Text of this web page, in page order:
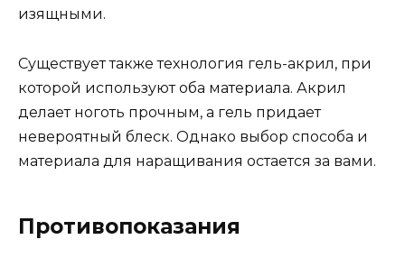
изящными.
Существует также технология гель-акрил, при
которой используют оба материала. Акрил
делает ноготь прочным, а гель придает
невероятный блеск. Однако выбор способа и
материала для наращивания остается за вами.
Противопоказания